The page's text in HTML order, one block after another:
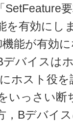
を有効にし
能が有効
バイスは
ホスト役
いっさい断
，Bデバイ